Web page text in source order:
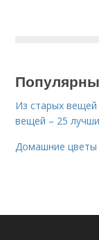
Из старых
вещей – 25
Домашние цветы